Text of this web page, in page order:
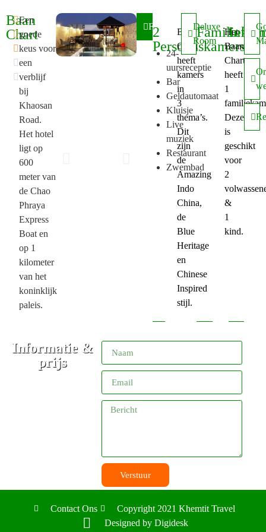
Baan
Chart





Een
goede
keus voor
een
verblijf
bij
Khaosan
Road.
Het hotel
ligt op
600
meter van
de Chao
Phraya
Express
Boat en
op 1
kilometer
van het
koninklijk
paleis.
Faciliteiten
24-
uursreceptie
Bar
Geldautomaat
Kluisje
Live
muziek
Restaurant
Zwembad
2
Persoonskamers
Baan
Chart
heeft
kamers
in
3
thema’s.
Dit
zijn
de
Amazing
Indo
China,
de
Blue
Heritage
en
Chinese
Inspired
stijl.
Deluxe
Room
Het
Baan
Chart
heeft
1
Deze
is
geschikt
voor
2
&
1
kind.
Informatie &
prijs
Verstuur
Contact Ons
Copyright 2021 Khemtit Travel
Designed by Digidesk